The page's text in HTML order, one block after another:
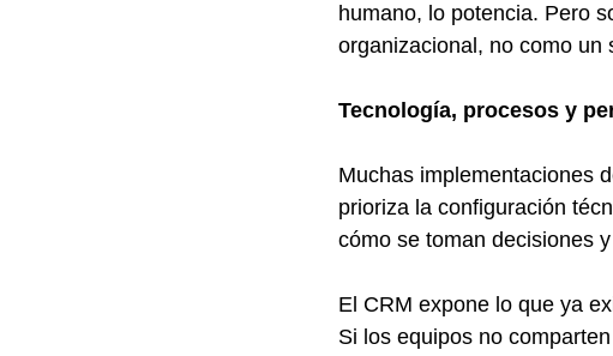
humano, lo potencia. Pero
organizacional, no como un
Tecnología, procesos y
Muchas implementaciones
prioriza la configuración
cómo se toman decisiones
El CRM expone lo que ya
Si los equipos no